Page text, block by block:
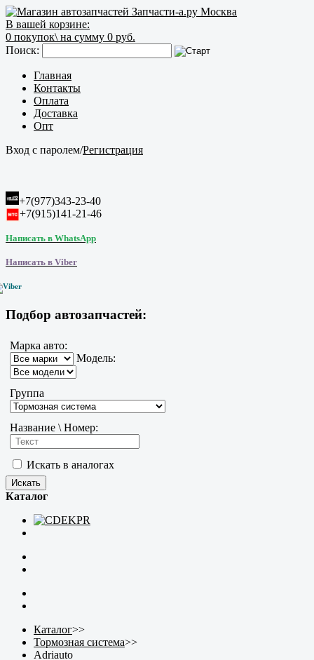
В вашей корзине:
0 покупок\ на сумму 0 руб.
Поиск:
Главная
Контакты
Оплата
Доставка
Опт
Вход с паролем/Регистрация
+7(977)343-23-40
+7(915)141-21-46
Написать в WhatsApp
Написать в Viber
Подбор автозапчастей:
Марка авто:
Модель:
Группа
Название \ Номер:
Искать в аналогах
Каталог
Каталог>>
Тормозная система>>
Adriauto